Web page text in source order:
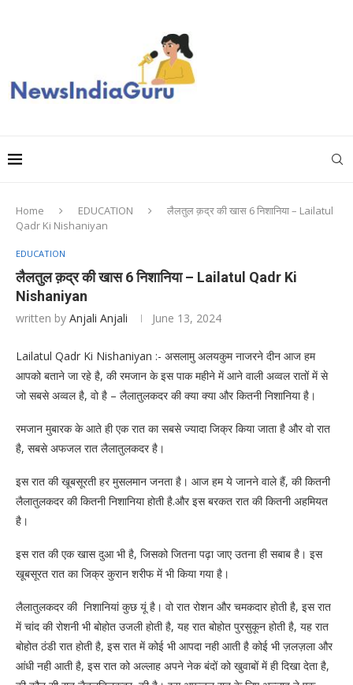
Home EDUCATION
लैलतुल क़द्र की खास 6 निशानिया – Lailatul
Qadr Ki Nishaniyan
EDUCATION
लैलतुल क़द्र की खास 6 निशानिया – Lailatul Qadr Ki
Nishaniyan
written by Anjali Anjali June 13, 2024
Lailatul Qadr Ki Nishaniyan :- असलामु अलयकुम नाजरने दीन आज हम
आपको बताने जा रहे है, की रमजान के इस पाक महीने में आने वाली अव्वल रातों में से
जो सबसे अव्वल है, वो है – लैलातुलकदर की क्या क्या और कितनी निशानिया है।
रमजान मुबारक के आते ही एक रात का सबसे ज्यादा जिक्र किया जाता है और वो रात
है, सबसे अफजल रात लैलातुलकदर है।
इस रात की खूबसूरती हर मुसलमान जनता है। आज हम ये जानने वाले हैं, की कितनी
लैलातुलकदर की कितनी निशानिया होती है.और इस बरकत रात की कितनी अहमियत
है।
इस रात की एक खास दुआ भी है, जिसको जितना पढ़ा जाए उतना ही सबाब है। इस
खूबसूरत रात का जिक्र कुरान शरीफ में भी किया गया है।
लैलातुलकदर की निशानियां कुछ यूं है। वो रात रोशन और चमकदार होती है, इस रात
में चांद की रोशनी भी बोहोत उजली होती है, यह रात बोहोत पुरसुकून होती है, यह रात
बोहोत ठंडी रात होती है, इस रात में कोई भी आपदा नही आती है कोई भी ज़लज़ला और
आंधी नही आती है, इस रात को अल्लाह अपने नेक बंदों को खुवाबों में ही दिखा देता है,